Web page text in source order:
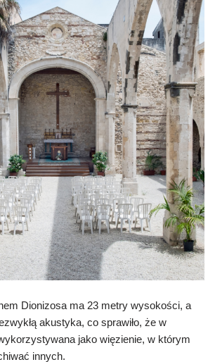
Dionizosa ma 23 metry wysokości, a
akustyka, co sprawiło, że w
jako więzienie, w którym
innych.